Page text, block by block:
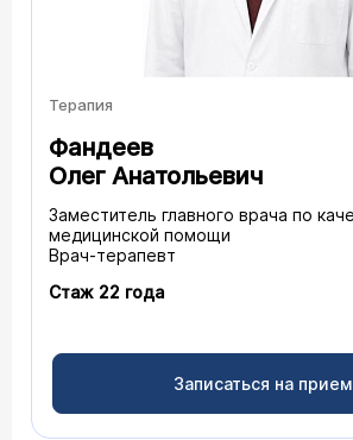
Терапия
Фандеев
Олег Анатольевич
Заместитель главного врача по
медицинской помощи
Врач-терапевт
Стаж 22 года
Записаться на прием